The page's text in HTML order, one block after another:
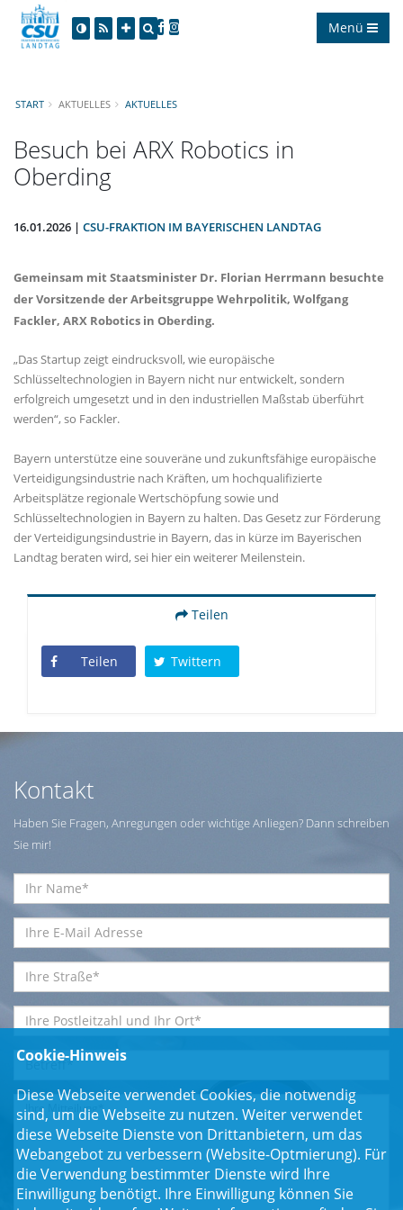
Menü
START AKTUELLES AKTUELLES
Besuch bei ARX Robotics in
Oberding
16.01.2026 | CSU-FRAKTION IM BAYERISCHEN LANDTAG
Gemeinsam mit Staatsminister Dr. Florian Herrmann besuchte
der Vorsitzende der Arbeitsgruppe Wehrpolitik, Wolfgang
Fackler, ARX Robotics in Oberding.
Das Startup zeigt eindrucksvoll, wie europäische
Schlüsseltechnologien in Bayern nicht nur entwickelt, sondern
erfolgreich umgesetzt und in den industriellen Maßstab überführt
werden“, so Fackler.
Bayern unterstütze eine souveräne und zukunftsfähige europäische
Verteidigungsindustrie nach Kräften, um hochqualifizierte
Arbeitsplätze regionale Wertschöpfung sowie und
Schlüsseltechnologien in Bayern zu halten. Das Gesetz zur Förderung
der Verteidigungsindustrie in Bayern, das in kürze im Bayerischen
Landtag beraten wird, sei hier ein weiterer Meilenstein.
Teilen
Teilen Twittern
Kontakt
Haben Sie Fragen, Anregungen oder wichtige Anliegen? Dann schreiben
Sie mir!
Cookie-Hinweis
Diese Webseite verwendet Cookies, die notwendig
sind, um die Webseite zu nutzen. Weiter verwendet
diese Webseite Dienste von Drittanbietern, um das
Webangebot zu verbessern (Website-Optmierung). Für
die Verwendung bestimmter Dienste wird Ihre
Einwilligung benötigt. Ihre Einwilligung können Sie